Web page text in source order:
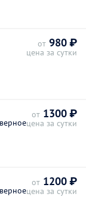
от 980 ₽
цена за сутки
от 1300 ₽
цена за сутки
от 1200 ₽
цена за сутки